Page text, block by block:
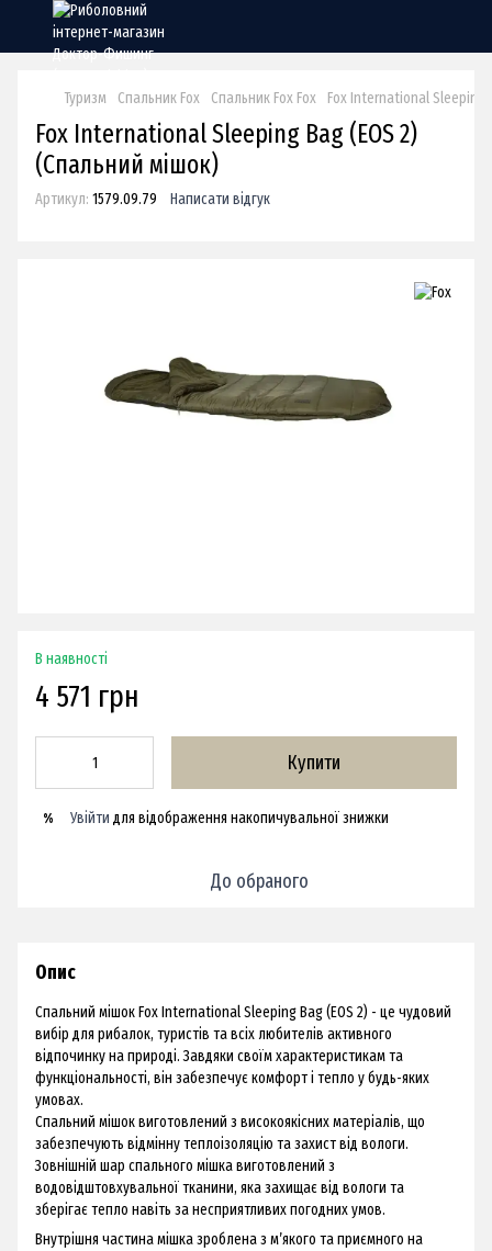
Туризм Спальник Fox Спальник Fox Fox Fox International Sleeping
Fox International Sleeping Bag (EOS 2)
(Спальний мішок)
Артикул: 1579.09.79 Написати відгук
В наявності
4 571 грн
Купити
% Увійти для відображення накопичувальної знижки
До обраного
Опис
Спальний мішок Fox International Sleeping Bag (EOS 2) - це чудовий
вибір для рибалок, туристів та всіх любителів активного
відпочинку на природі. Завдяки своїм характеристикам та
функціональності, він забезпечує комфорт і тепло у будь-яких
умовах.
Спальний мішок виготовлений з високоякісних матеріалів, що
забезпечують відмінну теплоізоляцію та захист від вологи.
Зовнішній шар спального мішка виготовлений з
водовідштовхувальної тканини, яка захищає від вологи та
зберігає тепло навіть за несприятливих погодних умов.
Внутрішня частина мішка зроблена з м’якого та приємного на